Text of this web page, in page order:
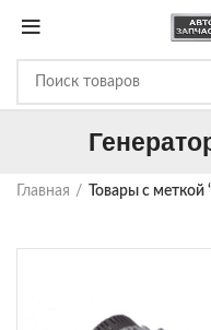
Главная Товары с